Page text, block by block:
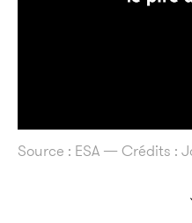
Source : ESA — Crédits :